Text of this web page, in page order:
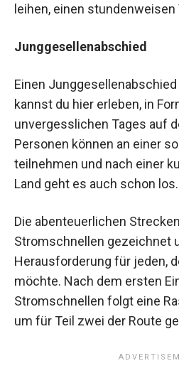
leihen, einen
Junggesellenabschied
Einen
kannst du hier erleben, in
unvergesslichen Tages auf
Personen können an einer
teilnehmen und nach einer
Land geht es auch schon los.
Die abenteuerlichen
Stromschnellen gezeichnet
Herausforderung für jeden,
möchte. Nach dem ersten
Stromschnellen folgt eine
um für Teil zwei der Route